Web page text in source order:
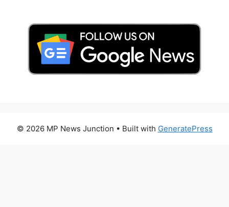
© 2026 MP News Junction • Built with GeneratePress